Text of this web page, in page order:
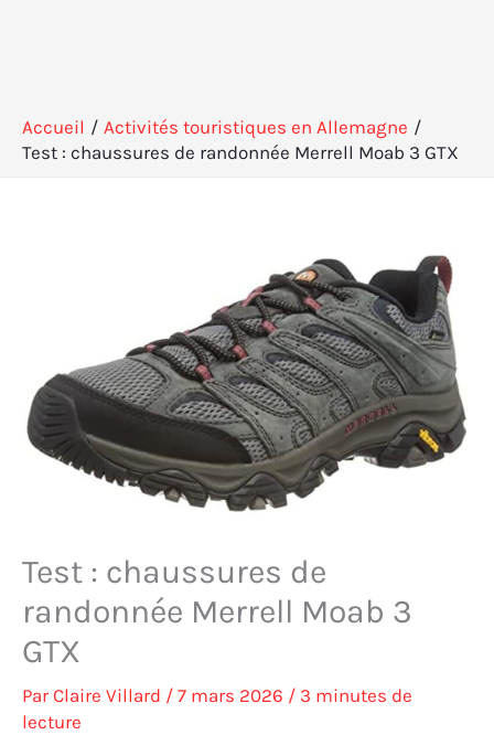
Accueil
Activités touristiques en Allemagne
Test : chaussures de randonnée Merrell Moab 3 GTX
Test : chaussures de
randonnée Merrell Moab 3
GTX
ParClaire Villard / 7 mars 2026 / 3 minutes de
lecture